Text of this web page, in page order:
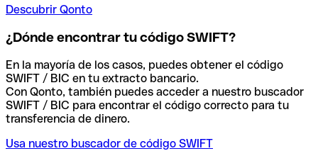
Descubrir Qonto
¿Dónde encontrar tu código SWIFT?
En la mayoría de los casos, puedes obtener el código
SWIFT / BIC en tu extracto bancario.
Con Qonto, también puedes acceder a nuestro buscador
SWIFT / BIC para encontrar el código correcto para tu
transferencia de dinero.
Usa nuestro buscador de código SWIFT